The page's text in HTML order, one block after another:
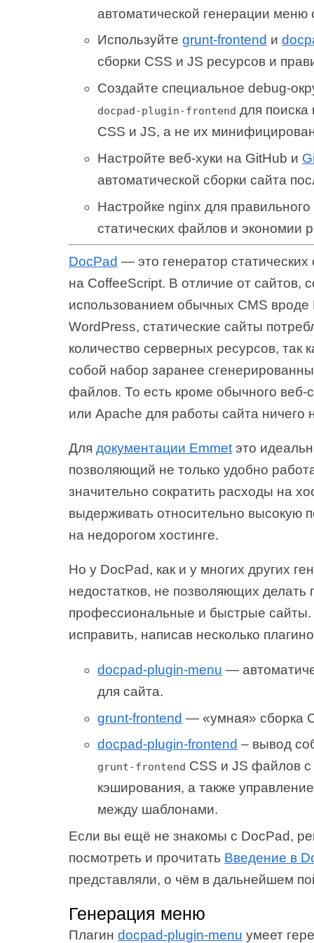
автоматической генерации меню
Используйтеgrunt-frontend и
сборки CSS и JS ресурсов и
Создайте специальное debug-
docpad-plugin-frontend для поиска
CSS и JS, а не их
Настройте веб-хуки на GitHub и
автоматической сборки сайта
Настройке nginx для
статических файлов и экономии
DocPad — это генератор
на CoffeeScript. В отличие от сайтов,
использованием обычных CMS вроде
WordPress, статические сайты
количество серверных ресурсов, так
собой набор заранее
файлов. То есть кроме обычного веб-
или Apache для работы сайта ничего
Для документации Emmet это
позволяющий не только удобно
значительно сократить расходы на
выдерживать относительно высокую
на недорогом хостинге.
Но у DocPad, как и у многих других
недостатков, не позволяющих делать
профессиональные и быстрые
исправить, написав несколько
docpad-plugin-menu —
для сайта.
grunt-frontend — «умная» сборка
docpad-plugin-frontend – вывод
grunt-frontend CSS и JS файлов с
кэширования, а также
между шаблонами.
Если вы ещё не знакомы с DocPad,
посмотреть и прочитать Введение в
представляли, о чём в дальнейшем
Генерация меню
Плагин docpad-plugin-menu умеет